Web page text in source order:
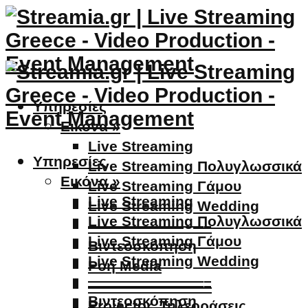
Υπηρεσίες
Εικόνα »
Live Streaming
Live Streaming Πολυγλωσσικά
Live Streaming Γάμου
Live Streaming Wedding
————————–
Βιντεοσκόπηση
Ροή Media
————————–
Υπηρεσίες
Εικόνα »
Live Streaming
Live Streaming Πολυγλωσσικά
Live Streaming Γάμου
Live Streaming Wedding
————————–
Βιντεοσκόπηση